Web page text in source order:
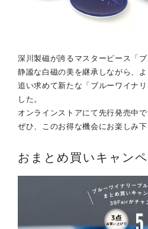
深川製磁が誇るマスターピース「ブ
静謐な白磁の美を継承しながら、
追い求めて新たな「ブルーワイナ
した。
オンラインストアにて先行発売中で
ぜひ、このお得な機会にお楽しみ下
おまとめ買いキャン